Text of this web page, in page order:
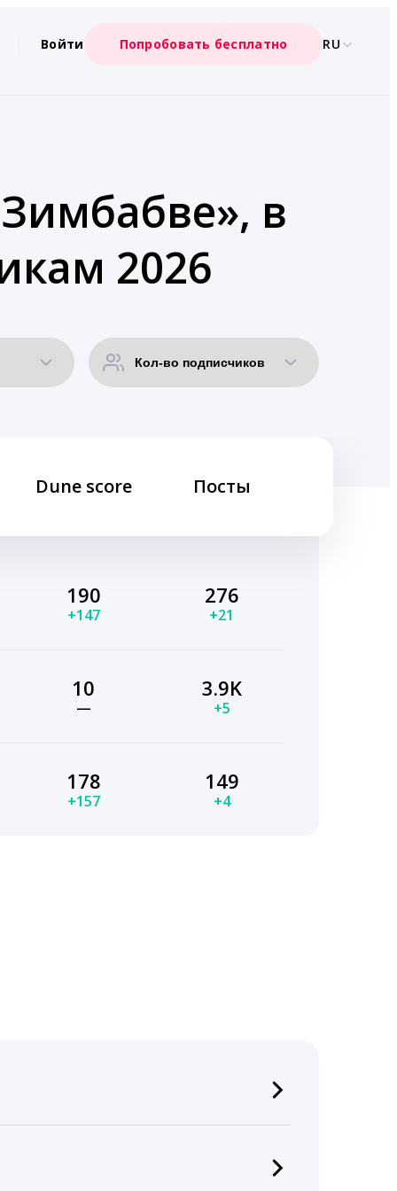
Войти Попробовать бесплатно RU
в
2026
Dune score Посты
190
+147
276
+21
10
—
3.9K
+5
178
+157
149
+4